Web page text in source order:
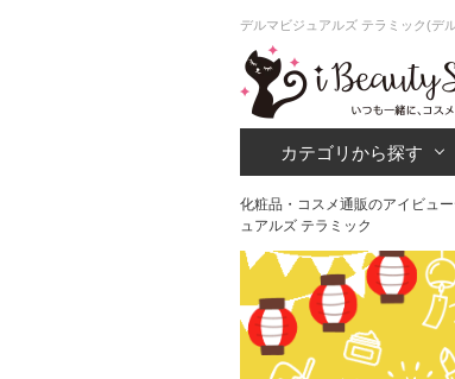
デルマビジュアルズ テラミック(デ
カテゴリから探す
化粧品・コスメ通販のアイビュ
ュアルズ テラミック